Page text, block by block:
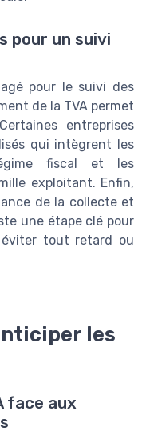
pour un suivi
pour le suivi des
de la TVA permet
entreprises
qui intègrent les
fiscal et les
exploitant. Enfin,
de la collecte et
une étape clé pour
éviter tout retard ou
les
face aux